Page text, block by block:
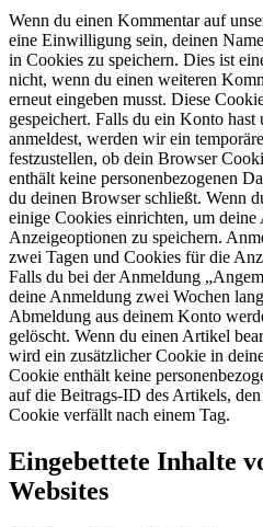
Wenn du einen Kommentar auf
eine Einwilligung sein, deinen
in Cookies zu speichern. Dies ist
nicht, wenn du einen weiteren
erneut eingeben musst. Diese
gespeichert. Falls du ein Konto hast
anmeldest, werden wir ein
festzustellen, ob dein Browser
enthält keine personenbezogenen
du deinen Browser schließt. Wenn
einige Cookies einrichten, um
Anzeigeoptionen zu speichern.
zwei Tagen und Cookies für die
Falls du bei der Anmeldung
deine Anmeldung zwei Wochen
Abmeldung aus deinem Konto
gelöscht. Wenn du einen Artikel
wird ein zusätzlicher Cookie in
Cookie enthält keine
auf die Beitrags-ID des Artikels,
Cookie verfällt nach einem Tag.
Eingebettete Inhalte
Websites